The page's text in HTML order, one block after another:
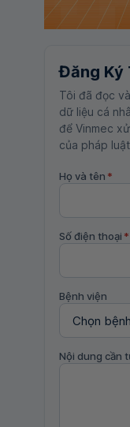
Đăng Ký
Tôi đã đọc
dữ liệu cá
để Vinmec
của pháp
Họ và tên *
Số điện thoại *
Bệnh viện
Nội dung cần